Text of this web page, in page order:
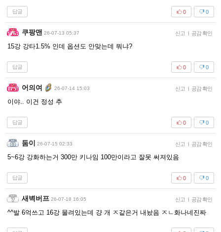
답글 0
0
쿠팡맨 26-07-13 05:37 신고 | 공감 확인
15강 강타1.5% 인데 옵션도 안맞는데 뭐냐?
답글 0
0
어의여 26-07-14 15:03 신고 | 공감 확인
이야.. 이건 정성 추
답글 0
0
둠이 26-07-15 02:33 신고 | 공감 확인
5~6강 강화하는거 300만 키나임 100만이라고 잘못 써져있음
답글 0
0
새벽버프 26-07-18 16:05 신고 | 공감 확인
^^발 6억쓰고 16강 물려있는데 걍 개 ㅈ같은거 내놨음 ㅈㄴ화나네진짜